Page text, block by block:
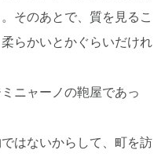
そのあとで、質を見るこ
らかいとかぐらいだけれ
ニャーノの鞄屋であっ
はないからして、町を訪